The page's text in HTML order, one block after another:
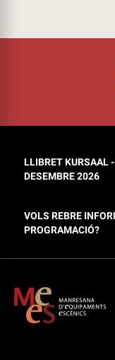
LLIBRET KURSAAL
DESEMBRE 2026
VOLS REBRE
PROGRAMACIÓ?